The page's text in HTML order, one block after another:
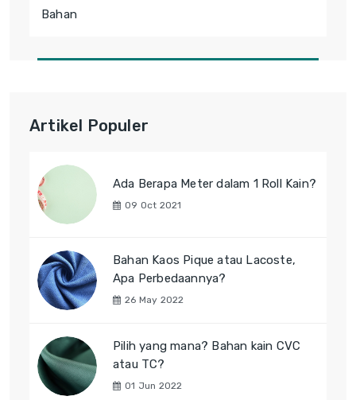
Bahan
Artikel Populer
Ada Berapa Meter dalam 1 Roll Kain?
09 Oct 2021
Bahan Kaos Pique atau Lacoste,
Apa Perbedaannya?
26 May 2022
Pilih yang mana? Bahan kain CVC
atau TC?
01 Jun 2022